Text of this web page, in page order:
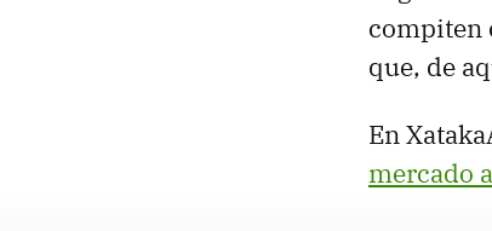
compiten
que, de
En
mercado